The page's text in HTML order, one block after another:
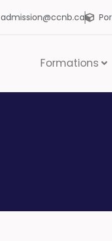
admission@ccnb.ca
Formations